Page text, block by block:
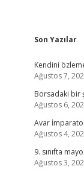
Son Yazılar
Kendini
Ağustos 7,
Borsadaki bir
Ağustos 6,
Avar
Ağustos 4,
9. sınıfta
Ağustos 3,